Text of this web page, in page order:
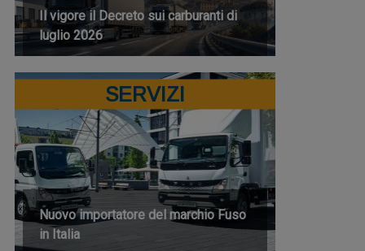
Il vigore il Decreto sui carburanti di
luglio 2026
SERVIZI
Nuovo importatore del marchio Fuso
in Italia